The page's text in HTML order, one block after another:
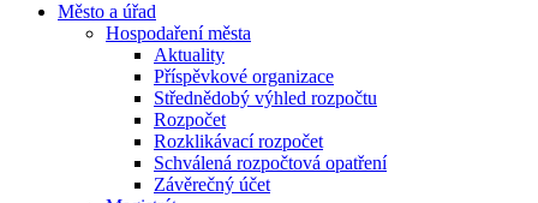
Město a úřad
Hospodaření města
Aktuality
Příspěvkové organizace
Střednědobý výhled rozpočtu
Rozpočet
Rozklikávací rozpočet
Schválená rozpočtová opatření
Závěrečný účet